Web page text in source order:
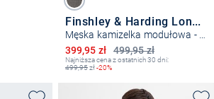
Finshley & Harding London
499,95 zł
Obniżona cena
399,95 zł
Najniższa cena z ostatnich 30 dni:
499,95zł-20%